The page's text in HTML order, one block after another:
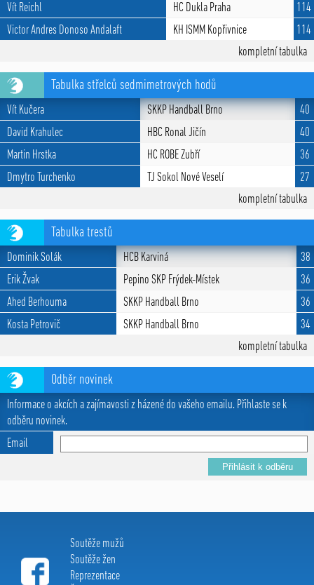
Vít Reichl
HC Dukla Praha
114
Victor Andres Donoso Andalaft
KH ISMM Kopřivnice
114
kompletní tabulka
Tabulka střelců sedmimetrových hodů
Vít Kučera SKKP Handball Brno
40
David Krahulec
HBC Ronal Jičín
40
Martin Hrstka
HC ROBE Zubří
36
Dmytro Turchenko
TJ Sokol Nové Veselí
27
kompletní tabulka
Tabulka trestů
Dominik Solák HCB Karviná
38
Erik Žvak
Pepino SKP Frýdek-Místek
36
Ahed Berhouma
SKKP Handball Brno
36
Kosta Petrovič
SKKP Handball Brno
34
kompletní tabulka
Odběr novinek
Informace o akcích a zajímavosti z házené do vašeho emailu. Přihlaste se k
odběru novinek.
Email
Soutěže mužů
Soutěže žen
Reprezentace